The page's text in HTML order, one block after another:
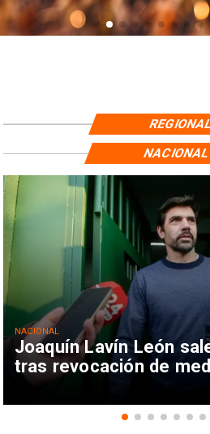
REGIONAL
Joaquín Lavín León
tras revocación de
NACIONAL
NACIONAL